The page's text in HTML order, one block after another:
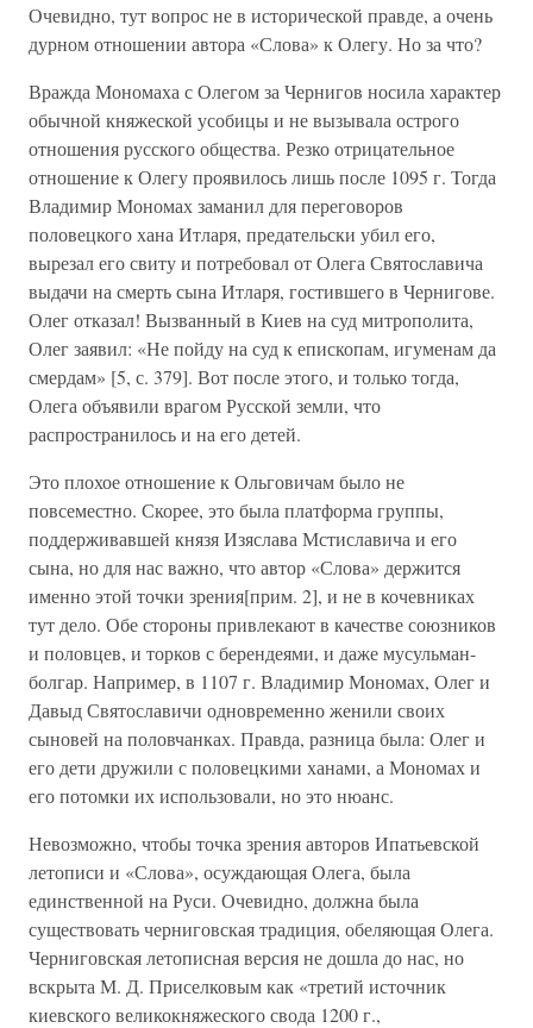
Очевидно, тут вопрос не в исторической правде, а очень
дурном отношении автора «Слова» к Олегу. Но за что?
Вражда Мономаха с Олегом за Чернигов носила характер
обычной княжеской усобицы и не вызывала острого
отношения русского общества. Резко отрицательное
отношение к Олегу проявилось лишь после 1095 г. Тогда
Владимир Мономах заманил для переговоров
половецкого хана Итларя, предательски убил его,
вырезал его свиту и потребовал от Олега Святославича
выдачи на смерть сына Итларя, гостившего в Чернигове.
Олег отказал! Вызванный в Киев на суд митрополита,
Олег заявил: «Не пойду на суд к епископам, игуменам да
смердам» [5, с. 379]. Вот после этого, и только тогда,
Олега объявили врагом Русской земли, что
распространилось и на его детей.
Это плохое отношение к Ольговичам было не
повсеместно. Скорее, это была платформа группы,
поддерживавшей князя Изяслава Мстиславича и его
сына, но для нас важно, что автор «Слова» держится
именно этой точки зрения[прим. 2], и не в кочевниках
тут дело. Обе стороны привлекают в качестве союзников
и половцев, и торков с берендеями, и даже мусульман-
болгар. Например, в 1107 г. Владимир Мономах, Олег и
Давыд Святославичи одновременно женили своих
сыновей на половчанках. Правда, разница была: Олег и
его дети дружили с половецкими ханами, а Мономах и
его потомки их использовали, но это нюанс.
Невозможно, чтобы точка зрения авторов Ипатьевской
летописи и «Слова», осуждающая Олега, была
единственной на Руси. Очевидно, должна была
существовать черниговская традиция, обеляющая Олега.
Черниговская летописная версия не дошла до нас, но
вскрыта М. Д. Приселковым как «третий источник
киевского великокняжеского свода 1200 г.,